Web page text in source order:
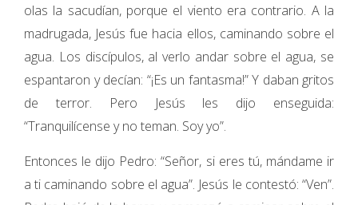
olas la sacudían, porque el viento era contrario. A la
madrugada, Jesús fue hacia ellos, caminando sobre el
agua. Los discípulos, al verlo andar sobre el agua, se
espantaron y decían: “¡Es un fantasma!” Y daban gritos
de terror. Pero Jesús les dijo enseguida:
“Tranquilícense y no teman. Soy yo”.
Entonces le dijo Pedro: “Señor, si eres tú, mándame ir
a ti caminando sobre el agua”. Jesús le contestó: “Ven”.